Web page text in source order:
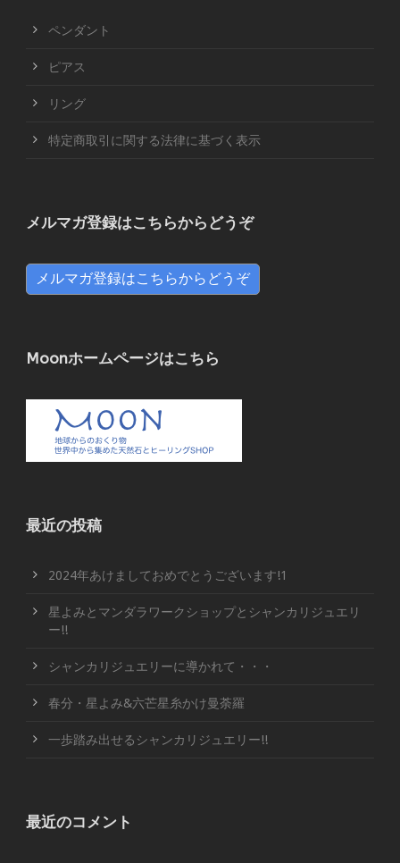
ペンダント
ピアス
リング
特定商取引に関する法律に基づく表示
メルマガ登録はこちらからどうぞ
メルマガ登録はこちらからどうぞ
Moonホームページはこちら
最近の投稿
2024年あけましておめでとうございます!1
星よみとマンダラワークショップとシャンカリジュエリ
ー!!
シャンカリジュエリーに導かれて・・・
春分・星よみ&六芒星糸かけ曼荼羅
一歩踏み出せるシャンカリジュエリー!!
最近のコメント